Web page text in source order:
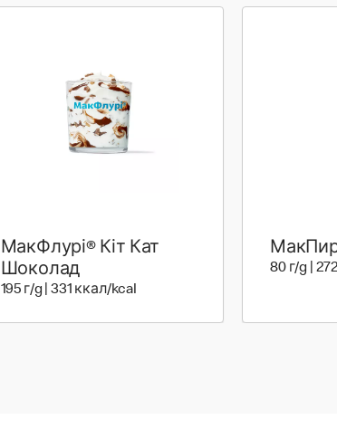
МакФлурі® Кіт Кат
Шоколад
195 г/g | 331 ккал/kcal
80 г/g |